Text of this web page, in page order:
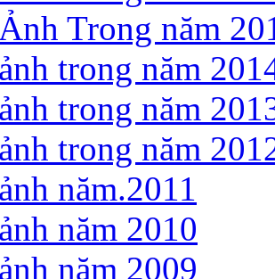
Trong năm
trong năm
trong năm
trong năm
năm.2011
năm 2010
năm 2009